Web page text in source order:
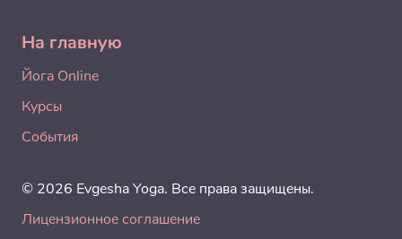
На главную
Йога Online
Курсы
События
© 2026 Evgesha Yoga. Все права защищены.
Лицензионное соглашение